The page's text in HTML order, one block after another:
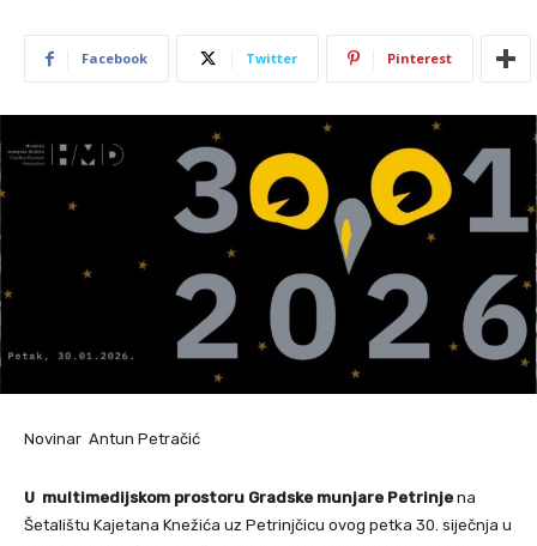
Facebook Twitter Pinterest
Novinar Antun Petračić
U multimedijskom prostoru Gradske munjare Petrinje na
Šetalištu Kajetana Knežića uz Petrinjčicu ovog petka 30. siječnja u